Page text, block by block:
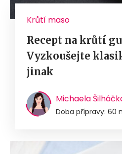
Krůtí maso
Recept na krůtí
Vyzkoušejte
jinak
Michaela
Doba přípravy: 60